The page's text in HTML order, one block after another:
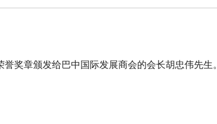
奖章颁发给巴中国际发展商会的会长胡忠伟先生。